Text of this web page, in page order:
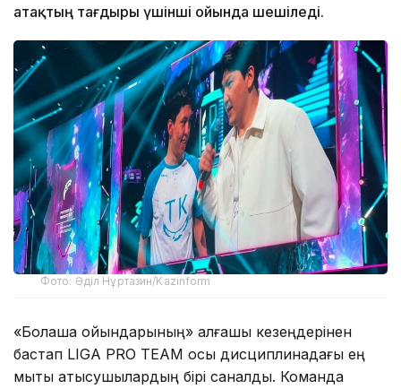
атақтың тағдыры үшінші ойында шешіледі.
Фото: Әділ Нұртазин/Kazinform
«Болашақ ойындарының» алғашқы кезеңдерінен
бастап LIGA PRO TEAM осы дисциплинадағы ең
мықты қатысушылардың бірі саналды. Команда